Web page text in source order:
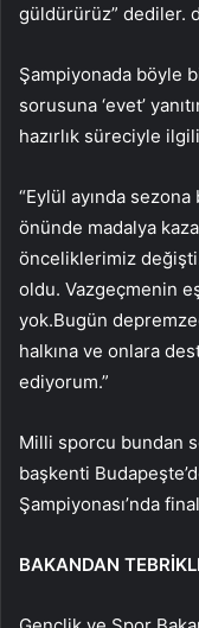
güldürürüz” dediler.
Şampiyonada böyle
sorusuna ‘evet’
hazırlık süreciyle
“Eylül ayında
önünde madalya
önceliklerimiz
oldu. Vazgeçmenin
yok.Bugün
halkına ve onlara
ediyorum.”
Milli sporcu bundan
başkenti
Şampiyonası’nda
BAKANDAN